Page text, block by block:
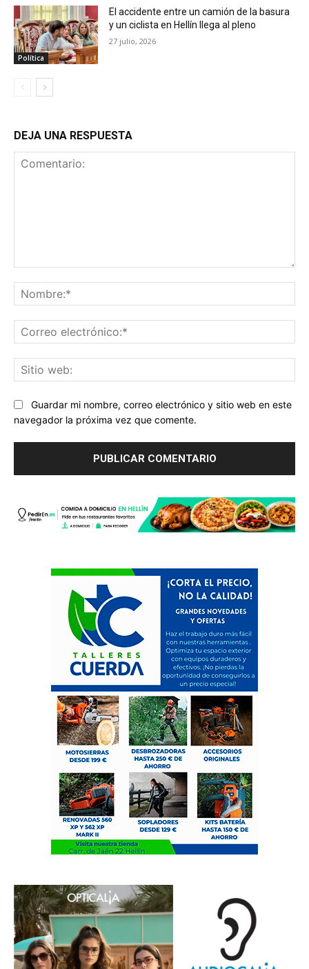
Política
El accidente entre un camión de la basura
y un ciclista en Hellín llega al pleno
27 julio, 2026
DEJA UNA RESPUESTA
Guardar mi nombre, correo electrónico y sitio web en este
navegador la próxima vez que comente.